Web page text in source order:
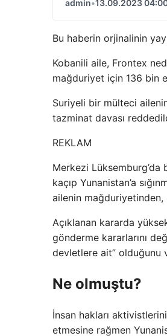
admin•13.09.2023
Bu haberin orjinalinin
Kobanili aile, Frontex
mağduriyet için 136 bin
Suriyeli bir mülteci
tazminat davası
REKLAM
Merkezi Lüksemburg’da
kaçıp Yunanistan’a
ailenin mağduriyetinden,
Açıklanan kararda
gönderme kararlarını
devletlere ait” olduğunu
Ne olmuştu?
İnsan hakları
etmesine rağmen